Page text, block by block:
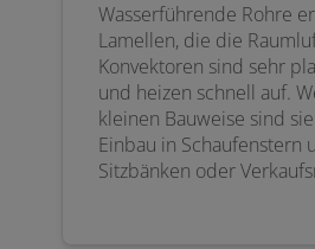
Wasserführende Rohre
Lamellen, die die
Konvektoren sind sehr
und heizen schnell auf.
kleinen Bauweise sind
Einbau in Schaufenstern
Sitzbänken oder